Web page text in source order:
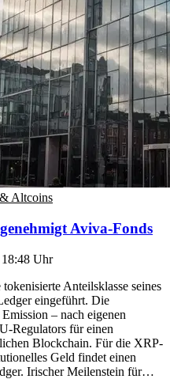
Altcoins
Aviva-Fonds
Uhr
Anteilsklasse seines
eingeführt. Die
– nach eigenen
Regulators für einen
Blockchain. Für die XRP-
Geld findet einen
Irischer Meilenstein für…